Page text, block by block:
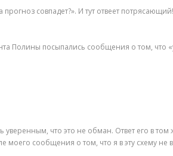
совпадет?». И тут отвеет
Полины посыпались сообщения о том, что
что это не обман. Ответ его в том
моего сообщения о том, что я в эту схему